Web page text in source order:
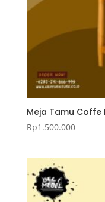
Meja Tamu Coffe
Rp1.500.000